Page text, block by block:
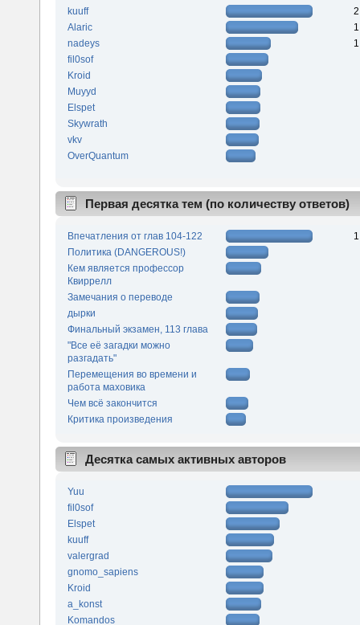
kuuff
Alaric
nadeys
fil0sof
Kroid
Muyyd
Elspet
Skywrath
vkv
OverQuantum
Первая десятка тем (по количеству ответов)
Впечатления от глав 104-122
Политика (DANGEROUS!)
Кем является профессор
Квиррелл
Замечания о переводе
дырки
Финальный экзамен, 113 глава
"Все её загадки можно
разгадать"
Перемещения во времени и
работа маховика
Чем всё закончится
Критика произведения
Десятка самых активных авторов
Yuu
fil0sof
Elspet
kuuff
valergrad
gnomo_sapiens
Kroid
a_konst
Komandos